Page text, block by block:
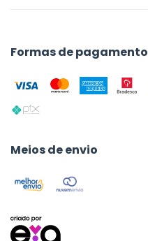
Formas de pagamento
Meios de envio